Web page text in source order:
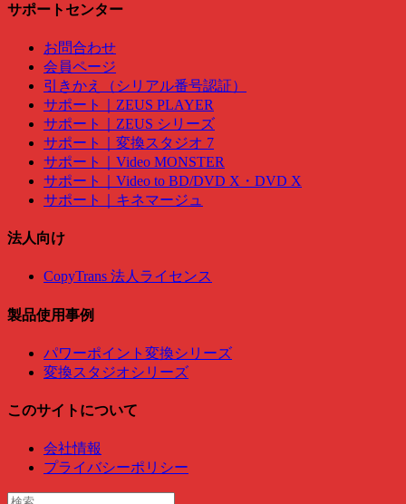
サポートセンター
お問合わせ
会員ページ
引きかえ（シリアル番号認証）
サポート｜ZEUS PLAYER
サポート｜ZEUS シリーズ
サポート｜変換スタジオ 7
サポート｜Video MONSTER
サポート｜Video to BD/DVD X・DVD X
サポート｜キネマージュ
法人向け
CopyTrans 法人ライセンス
製品使用事例
パワーポイント変換シリーズ
変換スタジオシリーズ
このサイトについて
会社情報
プライバシーポリシー
検